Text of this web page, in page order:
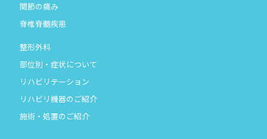
関節の痛み
脊椎脊髄疾患
整形外科
部位別・症状について
リハビリテーション
リハビリ機器のご紹介
施術・処置のご紹介